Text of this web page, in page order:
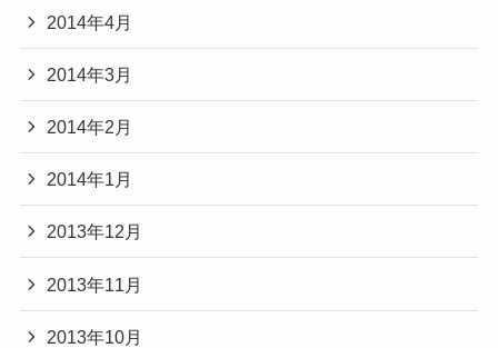
2014年4月
2014年3月
2014年2月
2014年1月
2013年12月
2013年11月
2013年10月